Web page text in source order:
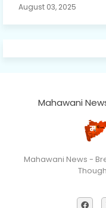
August 03, 2025
Mahawani
Mahawani News -